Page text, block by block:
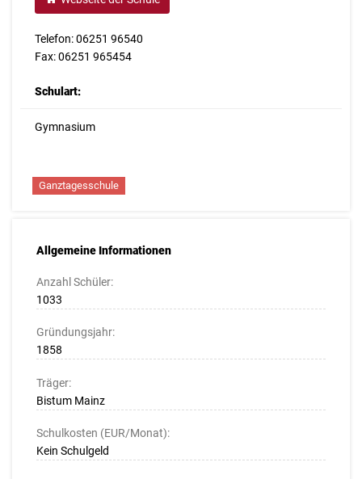
Telefon: 06251 96540
Fax: 06251 965454
Schulart:
Gymnasium
Ganztagesschule
Allgemeine Informationen
Anzahl Schüler:
1033
Gründungsjahr:
1858
Träger:
Bistum Mainz
Schulkosten (EUR/Monat):
Kein Schulgeld